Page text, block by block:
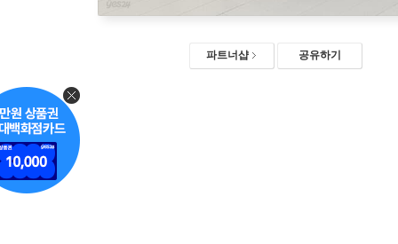
파트너샵 공유하기